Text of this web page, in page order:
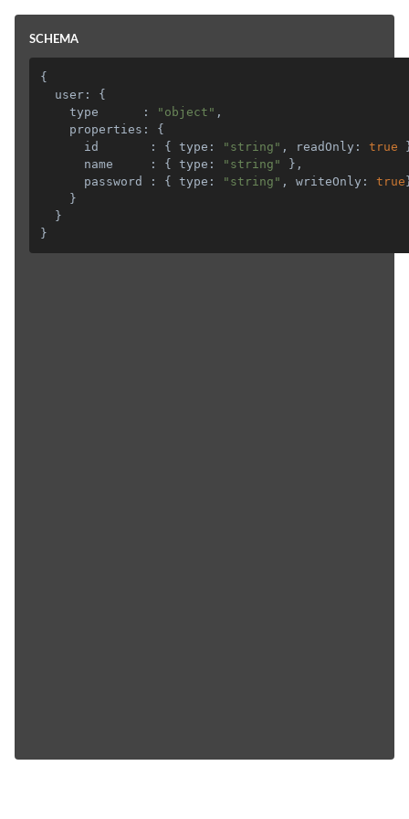
SCHEMA
{
  user
:
{
    type
: "object" ,
    properties
:
{
      id
: { type : "string" , readOnly : true
      name
: { type : "string" } ,
      password
: { type : "string" , writeOnly : true
}
}
}